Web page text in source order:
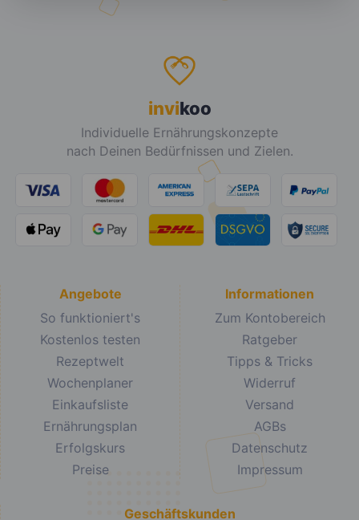
invikoo
Individuelle Ernährungskonzepte
nach Deinen Bedürfnissen und Zielen.
Angebote
So funktioniert's
Kostenlos testen
Rezeptwelt
Wochenplaner
Einkaufsliste
Ernährungsplan
Erfolgskurs
Preise
Informationen
Zum Kontobereich
Ratgeber
Tipps & Tricks
Widerruf
Versand
AGBs
Datenschutz
Impressum
Geschäftskunden